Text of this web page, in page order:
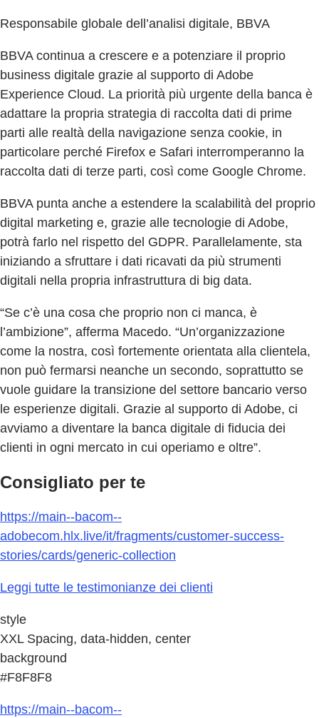
Responsabile globale dell’analisi digitale, BBVA
BBVA continua a crescere e a potenziare il proprio
business digitale grazie al supporto di Adobe
Experience Cloud. La priorità più urgente della banca è
adattare la propria strategia di raccolta dati di prime
parti alle realtà della navigazione senza cookie, in
particolare perché Firefox e Safari interromperanno la
raccolta dati di terze parti, così come Google Chrome.
BBVA punta anche a estendere la scalabilità del proprio
digital marketing e, grazie alle tecnologie di Adobe,
potrà farlo nel rispetto del GDPR. Parallelamente, sta
iniziando a sfruttare i dati ricavati da più strumenti
digitali nella propria infrastruttura di big data.
“Se c’è una cosa che proprio non ci manca, è
l’ambizione”, afferma Macedo. “Un’organizzazione
come la nostra, così fortemente orientata alla clientela,
non può fermarsi neanche un secondo, soprattutto se
vuole guidare la transizione del settore bancario verso
le esperienze digitali. Grazie al supporto di Adobe, ci
avviamo a diventare la banca digitale di fiducia dei
clienti in ogni mercato in cui operiamo e oltre”.
Consigliato per te
https://main--bacom--
adobecom.hlx.live/it/fragments/customer-success-
stories/cards/generic-collection
Leggi tutte le testimonianze dei clienti
style
XXL Spacing, data-hidden, center
background
#F8F8F8
https://main--bacom--